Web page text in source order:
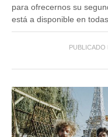
para ofrecernos su
está a disponible en
PUBLICADO